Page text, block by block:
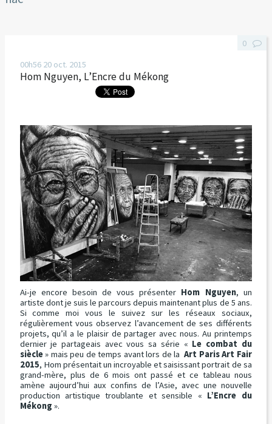
00h56 20 oct. 2015
Hom Nguyen, L’Encre du Mékong
Ai-je encore besoin de vous présenter Hom Nguyen, un
artiste dont je suis le parcours depuis maintenant plus de 5 ans.
Si comme moi vous le suivez sur les réseaux sociaux,
régulièrement vous observez l’avancement de ses différents
projets, qu’il a le plaisir de partager avec nous. Au printemps
dernier je partageais avec vous sa série « Le combat du
siècle» mais peu de temps avant lors de laArt Paris Art Fair
2015, Hom présentait un incroyable et saisissant portrait de sa
grand-mère, plus de 6 mois ont passé et ce tableau nous
amène aujourd’hui aux confins de l’Asie, avec une nouvelle
production artistique troublante et sensible « L’Encre du
Mékong ».
0